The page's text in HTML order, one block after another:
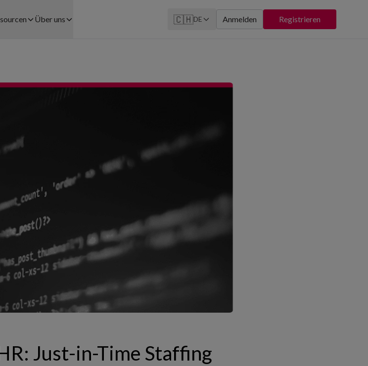
Personalverleih
Blog
Kontakt
Über uns
Karriere
🇨🇭DE Anmelden Registrieren
Just-in-Time Staffing